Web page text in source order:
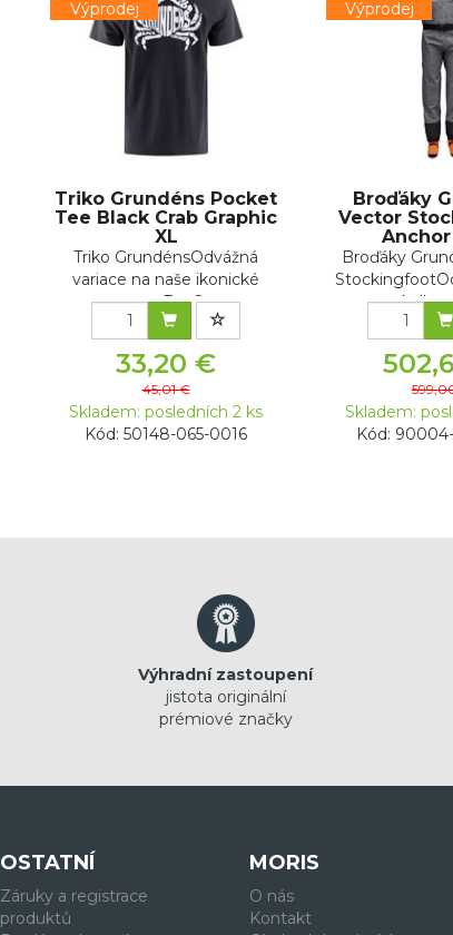
Výprodej
Triko Grundéns Pocket
Tee Black Crab Graphic
XL
Triko GrundénsOdvážná
variace na naše ikonické
motto Eat Se...
33,20 €
45,01 €
Skladem: posledních 2 ks
Kód: 50148-065-0016
Výprodej
Broďáky
Vector
Anchor
Broďáky
Skladem:
Kód:
Výhradní zastoupení
jistota originální
prémiové značky
OSTATNÍ
Záruky a registrace
produktů
MORIS
O nás
Kontakt